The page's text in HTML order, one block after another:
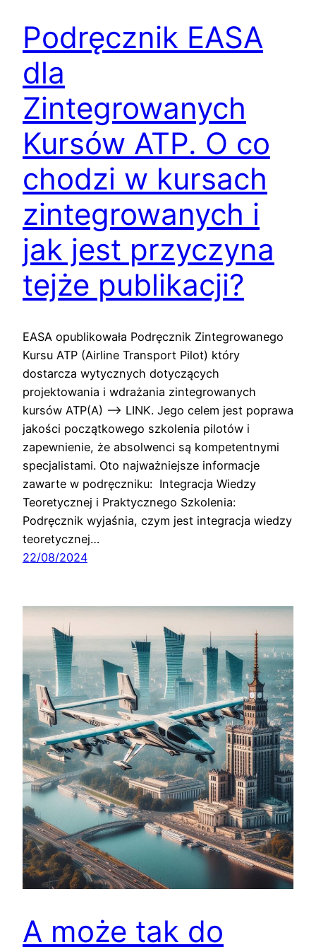
Podręcznik EASA
dla
Zintegrowanych
Kursów ATP. O co
chodzi w kursach
zintegrowanych i
jak jest przyczyna
tejże publikacji?
EASA opublikowała Podręcznik Zintegrowanego
Kursu ATP (Airline Transport Pilot) który
dostarcza wytycznych dotyczących
projektowania i wdrażania zintegrowanych
kursów ATP(A) –> LINK. Jego celem jest poprawa
jakości początkowego szkolenia pilotów i
zapewnienie, że absolwenci są kompetentnymi
specjalistami. Oto najważniejsze informacje
zawarte w podręczniku: Integracja Wiedzy
Teoretycznej i Praktycznego Szkolenia:
Podręcznik wyjaśnia, czym jest integracja wiedzy
teoretycznej…
22/08/2024
A może tak do